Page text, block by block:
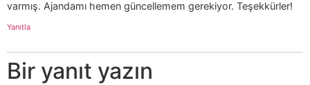
varmış. Ajandamı hemen güncellemem gerekiyor. Teşekkürler!
Yanıtla
Bir yanıt yazın